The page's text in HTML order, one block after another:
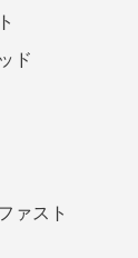
ド
ァスト